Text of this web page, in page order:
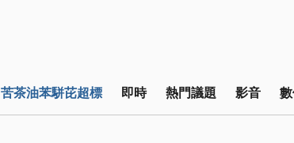
苦茶油苯駢芘超標 即時 熱門議題 影音